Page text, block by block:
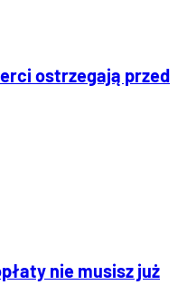
ostrzegają przed
nie musisz już